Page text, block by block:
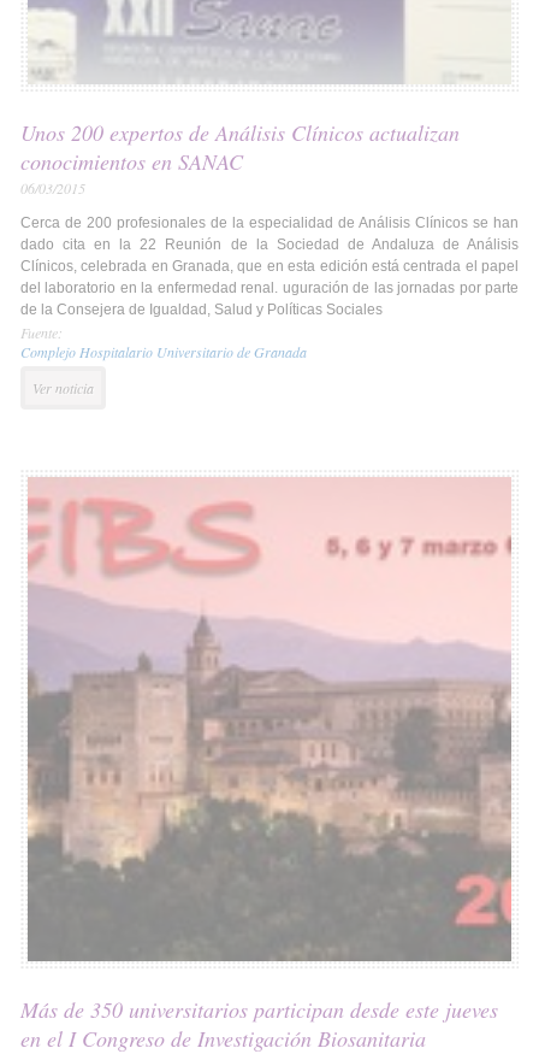
Unos 200 expertos de Análisis Clínicos actualizan
conocimientos en SANAC
06/03/2015
Cerca de 200 profesionales de la especialidad de Análisis Clínicos se han
dado cita en la 22 Reunión de la Sociedad de Andaluza de Análisis
Clínicos, celebrada en Granada, que en esta edición está centrada el papel
del laboratorio en la enfermedad renal. uguración de las jornadas por parte
de la Consejera de Igualdad, Salud y Políticas Sociales
Fuente:
Complejo Hospitalario Universitario de Granada
Ver noticia
Más de 350 universitarios participan desde este jueves
en el I Congreso de Investigación Biosanitaria